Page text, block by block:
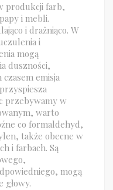
produkcji farb,
i mebli.
i drażniąco. W
i
mogą
duszności,
czasem emisja
przebywamy w
warto
co formaldehyd,
także obecne w
i farbach. Są
mogą
głowy.